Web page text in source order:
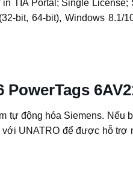
TIA Portal; Single
bit, 64-bit), Windows 8.1/
tự động hóa Siemens. Nếu
UNATRO để được hỗ trợ